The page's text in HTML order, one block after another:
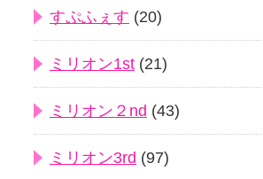
すぷふぇす (20)
ミリオン1st (21)
ミリオン２nd (43)
ミリオン3rd (97)